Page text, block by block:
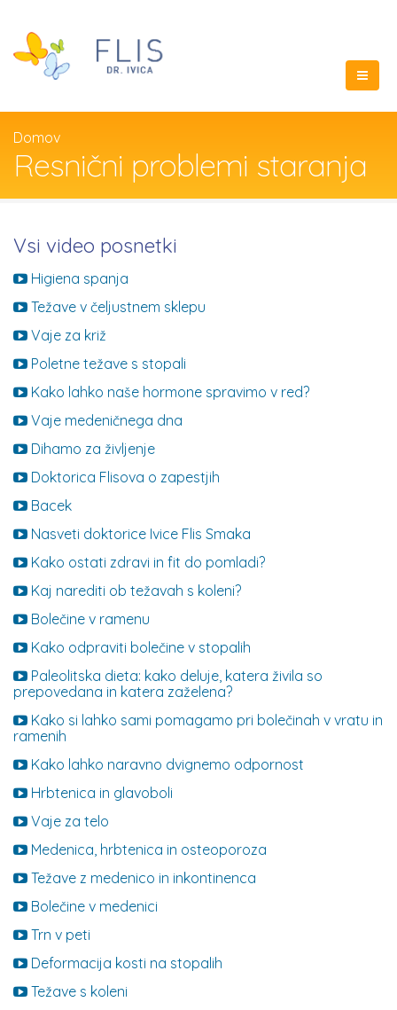
Domov
Resnični problemi staranja
Vsi video posnetki
Higiena spanja
Težave v čeljustnem sklepu
Vaje za križ
Poletne težave s stopali
Kako lahko naše hormone spravimo v red?
Vaje medeničnega dna
Dihamo za življenje
Doktorica Flisova o zapestjih
Bacek
Nasveti doktorice Ivice Flis Smaka
Kako ostati zdravi in fit do pomladi?
Kaj narediti ob težavah s koleni?
Bolečine v ramenu
Kako odpraviti bolečine v stopalih
Paleolitska dieta: kako deluje, katera živila so
prepovedana in katera zaželena?
Kako si lahko sami pomagamo pri bolečinah v vratu in
ramenih
Kako lahko naravno dvignemo odpornost
Hrbtenica in glavoboli
Vaje za telo
Medenica, hrbtenica in osteoporoza
Težave z medenico in inkontinenca
Bolečine v medenici
Trn v peti
Deformacija kosti na stopalih
Težave s koleni